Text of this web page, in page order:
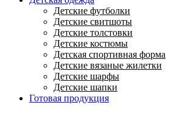
Детские футболки
Детские свитшоты
Детские толстовки
Детские костюмы
Детская спортивная форма
Детские вязаные жилетки
Детские шарфы
Детские шапки
Готовая продукция